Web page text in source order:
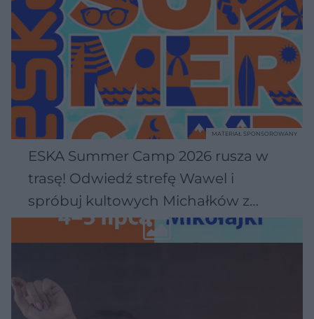
ESKA Summer Camp 2026 rusza w
trasę! Odwiedź strefę Wawel i
spróbuj kultowych Michałków z
Wawelu
MATERIAŁ SPONSOROWANY